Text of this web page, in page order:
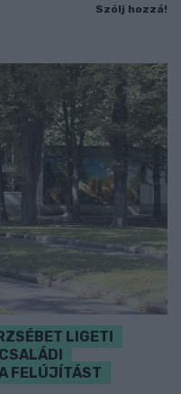
Szólj hozzá!
LIGETI
FELÚJÍTÁST